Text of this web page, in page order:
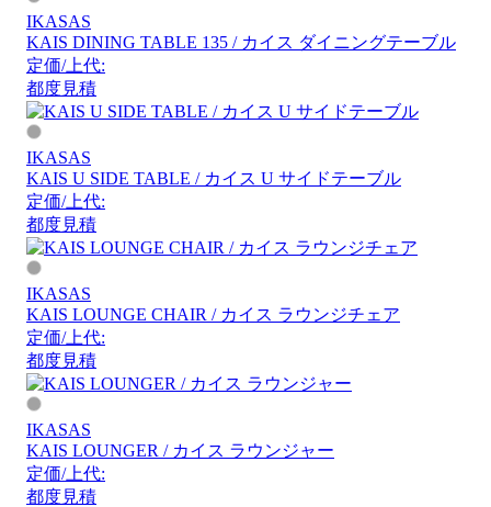
IKASAS
KAIS DINING TABLE 135 / カイス ダイニングテーブル
定価/上代:
都度見積
IKASAS
KAIS U SIDE TABLE / カイス U サイドテーブル
定価/上代:
都度見積
IKASAS
KAIS LOUNGE CHAIR / カイス ラウンジチェア
定価/上代:
都度見積
IKASAS
KAIS LOUNGER / カイス ラウンジャー
定価/上代:
都度見積